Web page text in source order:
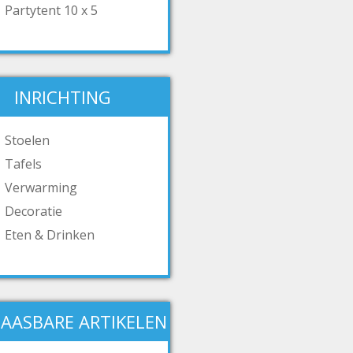
Partytent 10 x 5
INRICHTING
Stoelen
Tafels
Verwarming
Decoratie
Eten & Drinken
ARTIKELEN